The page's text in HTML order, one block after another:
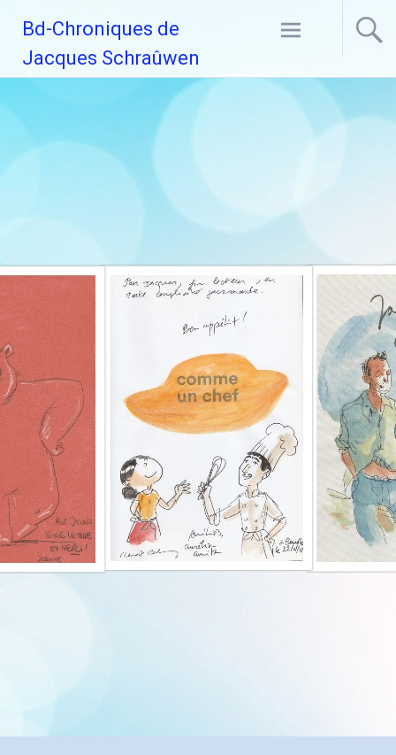
contenu
principal
Bd-Chroniques de
Jacques Schraûwen